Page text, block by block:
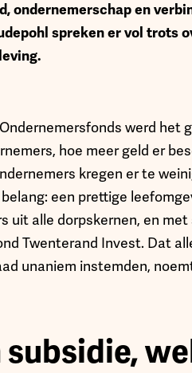
ondernemerschap en
spreken er vol trots
werd het
hoe meer geld er
kregen er te
een prettige
uit alle dorpskernen, en
Twenterand Invest. Dat
unaniem instemden,
subsidie,